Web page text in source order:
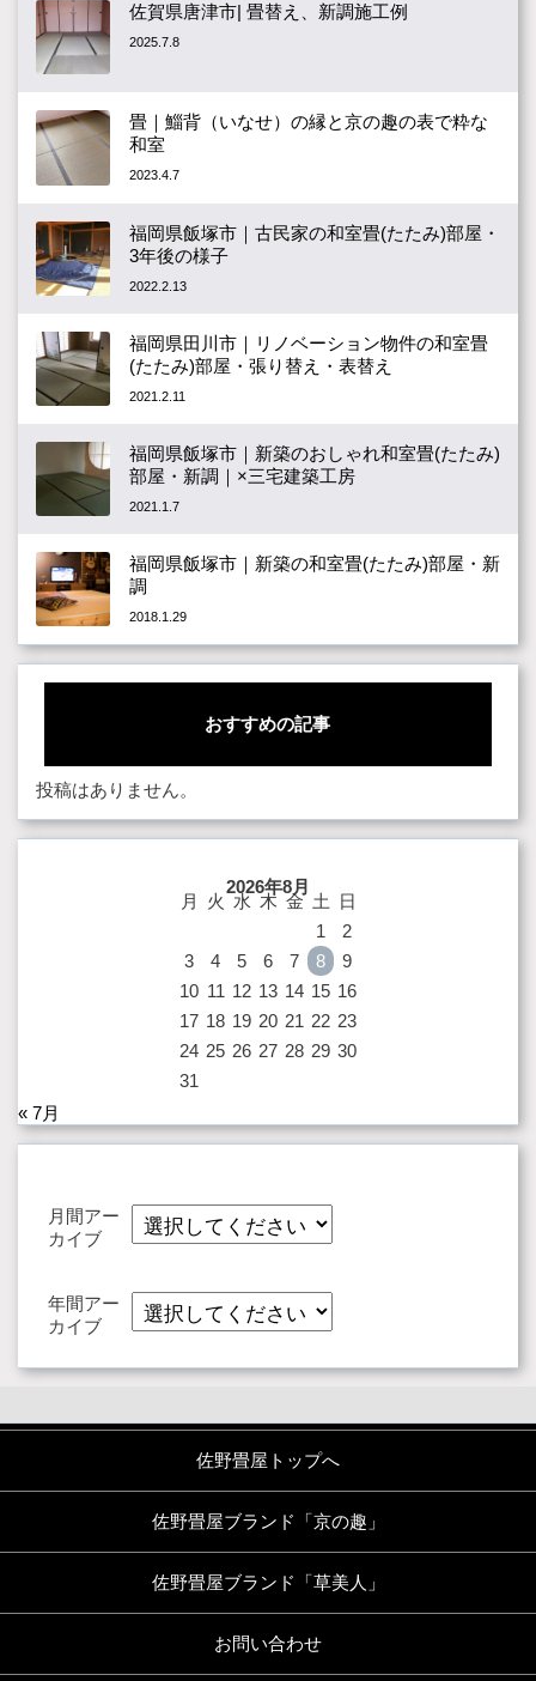
佐賀県唐津市| 畳替え、新調施工例
2025.7.8
畳｜鯔背（いなせ）の縁と京の趣の表で粋な
和室
2023.4.7
福岡県飯塚市｜古民家の和室畳(たたみ)部屋・
3年後の様子
2022.2.13
福岡県田川市｜リノベーション物件の和室畳
(たたみ)部屋・張り替え・表替え
2021.2.11
福岡県飯塚市｜新築のおしゃれ和室畳(たたみ)
部屋・新調｜×三宅建築工房
2021.1.7
福岡県飯塚市｜新築の和室畳(たたみ)部屋・新
調
2018.1.29
おすすめの記事
投稿はありません。
2026年8月
月 火 水 木 金 土
日
1
2
3
4 5 6 7 8
9
10 11 12 13 14 15 16
17 18 19 20 21 22 23
24 25 26 27 28 29 30
31
« 7月
月間アー
カイブ
年間アー
カイブ
佐野畳屋トップへ
佐野畳屋ブランド「京の趣」
佐野畳屋ブランド「草美人」
お問い合わせ